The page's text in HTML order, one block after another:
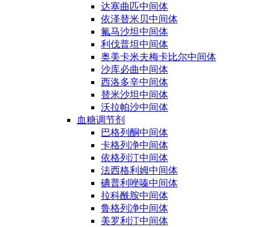
达塞曲匹中间体
依泽替米贝中间体
氟马沙坦中间体
利伐普坦中间体
奥美卡米夫梅卡比尔中间体
沙库必曲中间体
西洛多辛中间体
替米沙坦中间体
沃拉帕沙中间体
血糖调节剂
巴格列酮中间体
卡格列净中间体
依格列汀中间体
法西格利姆中间体
碘普利唑嗪中间体
拉科酰胺中间体
鲁格列净中间体
美罗利汀中间体